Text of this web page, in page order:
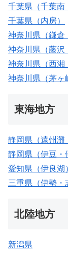
千葉県（千葉南
千葉県（内房）
神奈川県（鎌倉
神奈川県（藤沢
神奈川県（西湘
神奈川県（茅ヶ
東海地方
静岡県（遠州灘
静岡県（伊豆・
愛知県（伊良湖
三重県（伊勢・
北陸地方
新潟県